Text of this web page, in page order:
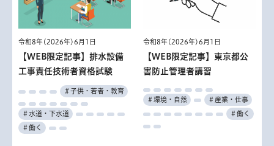
令和8年(2026年)6月1日
【WEB限定記事】排水設備
工事責任技術者資格試験
＃子供・若者・教育
＃水道・下水道
＃働く
令和8年(2026年)6月1日
【WEB限定記事】東京都公
害防止管理者講習
＃環境・自然 ＃産業・仕事
＃働く